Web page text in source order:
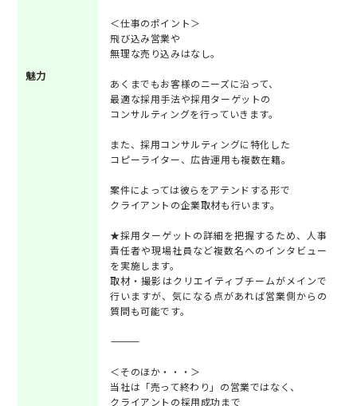
魅力
＜仕事のポイント＞
飛び込み営業や
無理な売り込みはなし。
あくまでもお客様のニーズに沿って、
最適な採用手法や採用ターゲットの
コンサルティングを行っていきます。
また、採用コンサルティングに特化した
コピーライター、広告運用も複数在籍。
案件によっては彼らをアテンドする形で
クライアントの企業取材も行います。
★採用ターゲットの詳細を把握するため、人事
責任者や現場社員など複数名へのインタビュー
を実施します。
取材・撮影はクリエイティブチームがメインで
行いますが、気になる点があれば営業側からの
質問も可能です。
―――――――――
＜そのほか・・・＞
当社は「売って終わり」の営業ではなく、
クライアントの採用成功まで